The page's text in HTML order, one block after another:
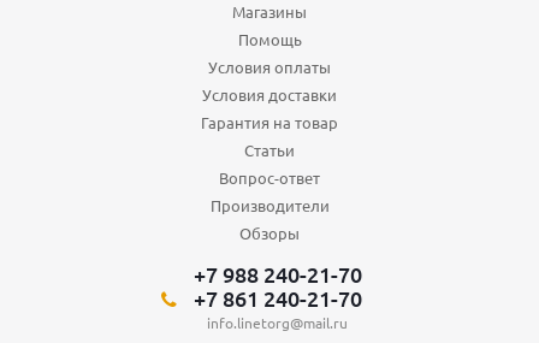
Магазины
Помощь
Условия оплаты
Условия доставки
Гарантия на товар
Статьи
Вопрос-ответ
Производители
Обзоры
+7 988 240-21-70
+7 861 240-21-70
info.linetorg@mail.ru